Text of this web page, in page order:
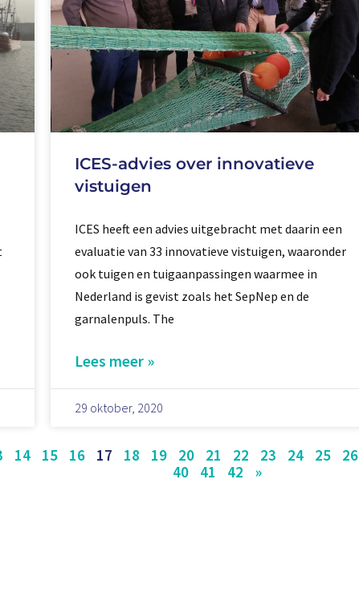
ICES-advies over innovatieve
vistuigen
ICES heeft een advies uitgebracht met daarin een
evaluatie van 33 innovatieve vistuigen, waaronder
ook tuigen en tuigaanpassingen waarmee in
Nederland is gevist zoals het SepNep en de
garnalenpuls. The
Lees meer »
29 oktober, 2020
14 15 16 17 18 19 20 21 22 23 24 25 26
40
41 42
»